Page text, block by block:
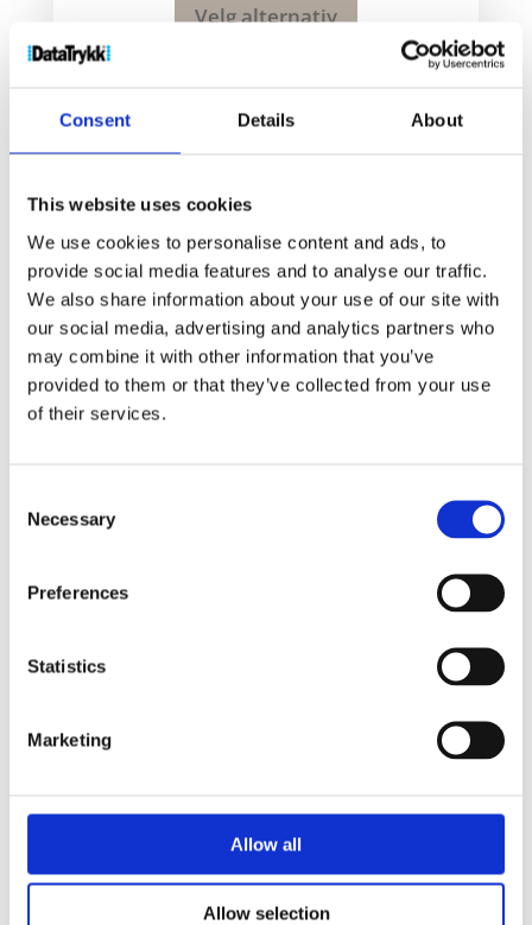
Consent Details About
This website uses cookies
We use cookies to personalise content and ads, to
provide social media features and to analyse our traffic.
We also share information about your use of our site with
our social media, advertising and analytics partners who
may combine it with other information that you’ve
provided to them or that they’ve collected from your use
of their services.
Selection
Necessary
Preferences
Statistics
Marketing
Allow all
Allow selection
Velg alternativ